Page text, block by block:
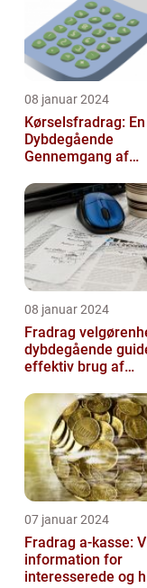
08 januar 2024
Kørselsfradrag: En
Dybdegående
Gennemgang af
Historiske
08 januar 2024
Fradrag
dybdegående
effektiv brug af
07 januar 2024
Fradrag a-kasse:
information for
interesserede og